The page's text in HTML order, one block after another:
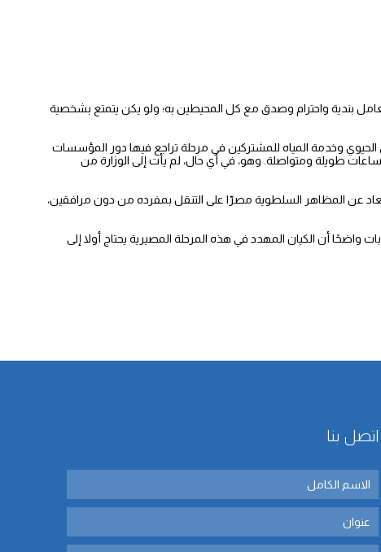
بندية واحترام وصدق مع كل المحيطين به؛ ولو يكن يتمتع بشخصية
وخدمة المياه للمشتركين في مرحلة تراجع فيها دور المؤسسات
طويلة ومتواصلة. وهو، في أي حال، لم يأت إلى الوزارة من
عن المظاهر السلطوية مصرّا على التنقل بمفرده من دون مرافقين،
واضحًا أن الكيان المهدد في هذه المرحلة المصيرية يحتاج أولا إلى
اتصل بنا